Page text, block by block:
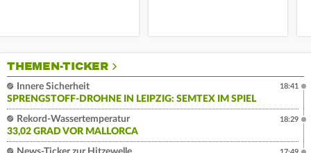
THEMEN-TICKER
Innere Sicherheit
SPRENGSTOFF-DROHNE IN LEIPZIG: SEMTEX IM SPIEL
18:41
Rekord-Wassertemperatur
33,02 GRAD VOR MALLORCA
18:29